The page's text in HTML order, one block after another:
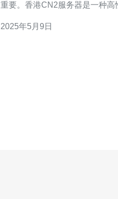
重要。香港CN2服务器是一种高
介绍香港CN2服务器的特点和优
2025年5月9日